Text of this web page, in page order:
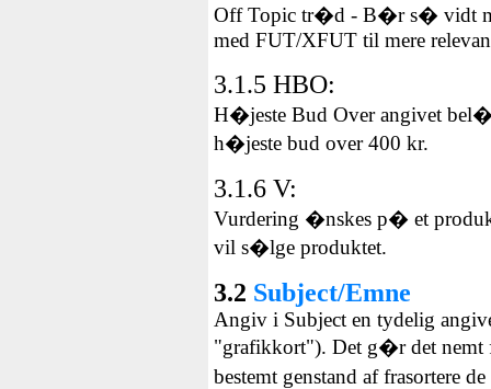
Off Topic tr�d - B�r s� vidt
med FUT/XFUT til mere
3.1.5 HBO:
H�jeste Bud Over angivet
h�jeste bud over 400 kr.
3.1.6 V:
Vurdering �nskes p� et
vil s�lge produktet.
3.2 Subject/Emne
Angiv i Subject en tydelig
"grafikkort"). Det g�r det nemt
bestemt genstand af frasortere